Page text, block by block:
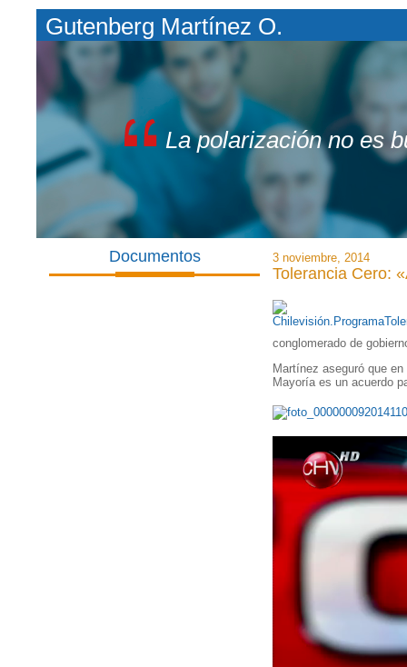
Gutenberg Martínez O.
La polarización no es
Documentos 3 noviembre, 2014
Tolerancia Cero:
conglomerado de
Martínez aseguró que
Mayoría es un acuerdo